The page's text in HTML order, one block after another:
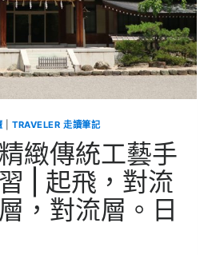
|TRAVELER 走讀筆記
緻傳統工藝手
| 起飛，對流
，對流層。日